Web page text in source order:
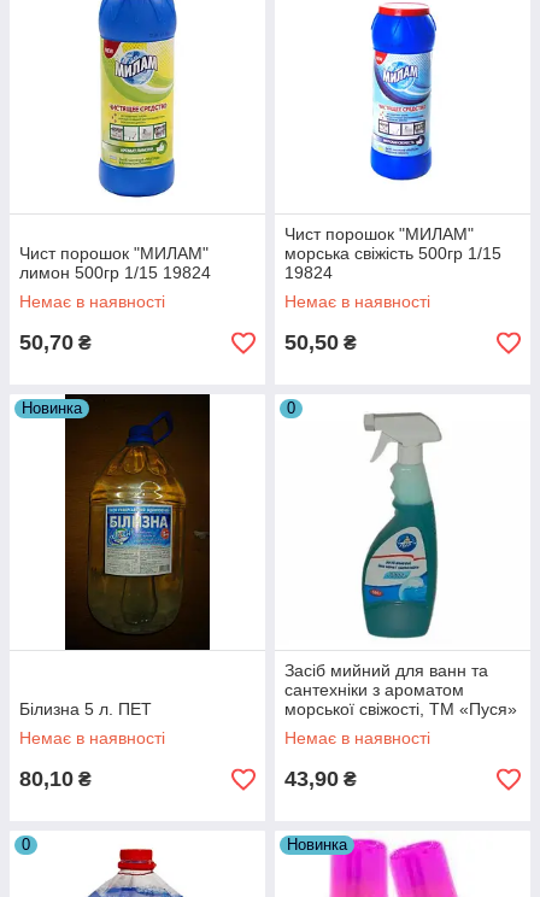
Чист порошок "МИЛАМ"
лимон 500гр 1/15 19824
Немає в наявності
50,70 ₴
Чист порошок "МИЛАМ"
морська свіжість 500гр 1/15
19824
Немає в наявності
50,50 ₴
Новинка
Білизна 5 л. ПЕТ
Немає в наявності
80,10 ₴
0
Засіб мийний для ванн та
сантехніки з ароматом
морської свіжості, ТМ «Пуся»
500 мл 19824
Немає в наявності
43,90 ₴
0 Новинка